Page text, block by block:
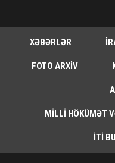
XƏBƏRLƏR
FOTO ARXIV
MILLI HÖKÜMƏT
İTI